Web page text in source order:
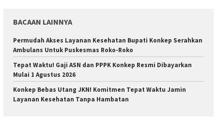
BACAAN LAINNYA
Permudah Akses Layanan Kesehatan Bupati Konkep Serahkan
Ambulans Untuk Puskesmas Roko-Roko
Tepat Waktu! Gaji ASN dan PPPK Konkep Resmi Dibayarkan
Mulai 1 Agustus 2026
Konkep Bebas Utang JKN! Komitmen Tepat Waktu Jamin
Layanan Kesehatan Tanpa Hambatan